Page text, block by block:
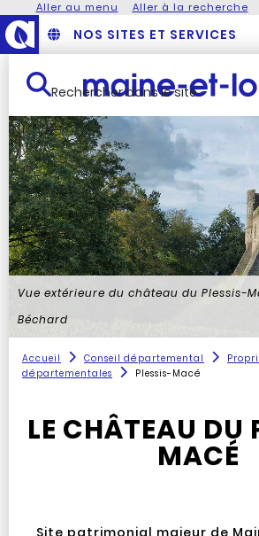
Aller au menu Aller à la recherche
NOS SITES ET SERVICES
Rechercher dans le site
Vue extérieure du château du Plessis-
Béchard
Accueil Conseil départemental
départementales
Plessis-Macé
LE CHÂTEAU DU
MACÉ
Site patrimonial majeur de